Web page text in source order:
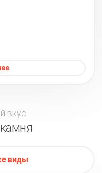
вкус
виды